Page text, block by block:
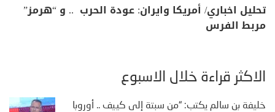
تحليل اخباري/ أمريكا وايران: عودة الحرب .. و “هرمز”
مربط الفرس
الأكثر قراءة خلال الأسبوع
خليفة بن سالم يكتب: “من سبتة إلى كييف .. أوروبا